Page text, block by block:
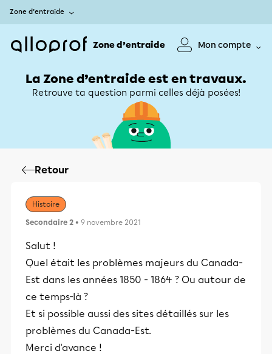
Zone d’entraide
Zone d’entraide Mon compte
La Zone d’entraide est en travaux.
Retrouve ta question parmi celles déjà posées!
Retour
Histoire
Secondaire 2 • 9 novembre 2021
Salut !
Quel était les problèmes majeurs du Canada-
Est dans les années 1850 - 1864 ? Ou autour de
ce temps-là ?
Et si possible aussi des sites détaillés sur les
problèmes du Canada-Est.
Merci d'avance !